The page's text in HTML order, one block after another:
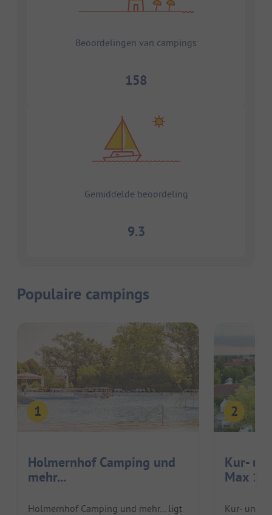
Beoordelingen van campings
158
Gemiddelde beoordeling
9.3
Populaire campings
Holmernhof Camping und
mehr...
Holmernhof Camping und mehr... ligt
Kur-
Max 1
Kur- und